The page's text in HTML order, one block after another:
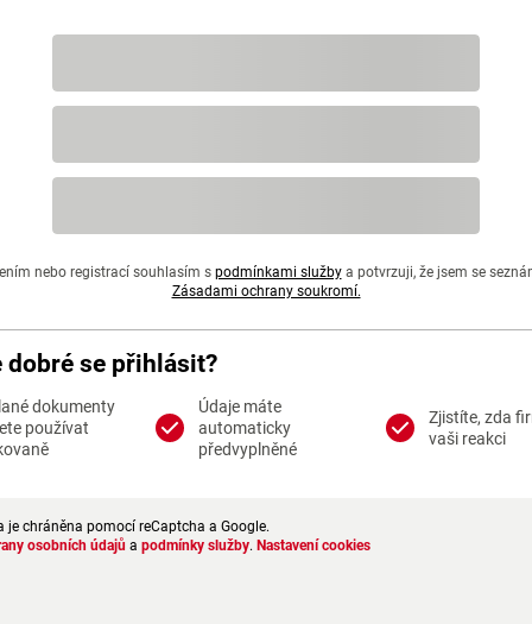
nebo registrací souhlasím s podmínkami službya potvrzuji, že jsem se
Zásadami ochrany soukromí.
dobré se přihlásit?
dokumenty
používat
Údaje máte
automaticky
předvyplněné
Zjistíte, zda
vaši reakci
je chráněna pomocí reCaptcha a Google.
osobních údajů a podmínky služby. Nastavení cookies